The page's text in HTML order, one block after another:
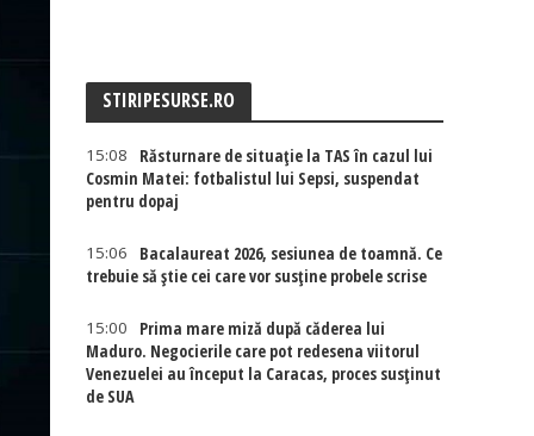
STIRIPESURSE.RO
15:08
Răsturnare de situație la TAS în cazul lui
Cosmin Matei: fotbalistul lui Sepsi, suspendat
pentru dopaj
15:06
Bacalaureat 2026, sesiunea de toamnă. Ce
trebuie să știe cei care vor susține probele scrise
15:00
Prima mare miză după căderea lui
Maduro. Negocierile care pot redesena viitorul
Venezuelei au început la Caracas, proces susținut
de SUA